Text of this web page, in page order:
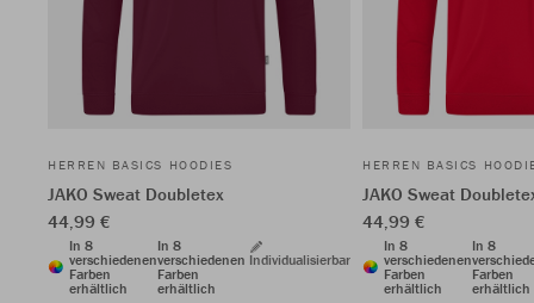
HERREN BASICS HOODIES
JAKO Sweat Doubletex
44,99 €
In 8
verschiedenen
Farben
erhältlich
In 8
verschiedenen
Farben
erhältlich
Individualisierbar
HERREN BASICS
JAKO Sweat
44,99 €
In 8
verschiedenen
Farben
erhältlich
In 8
Farben
erhältlich